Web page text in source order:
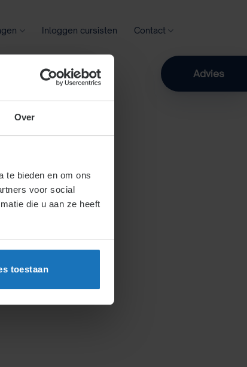
Over
te bieden en om ons
voor social
die u aan ze heeft
toestaan
Inloggen cursisten Contact
Zoeken Advies